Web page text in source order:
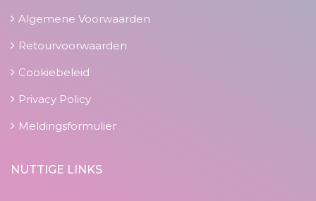
Algemene Voorwaarden
Retourvoorwaarden
Cookiebeleid
Privacy Policy
Meldingsformulier
NUTTIGE LINKS